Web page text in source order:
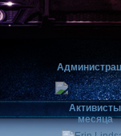
Активисты
месяца